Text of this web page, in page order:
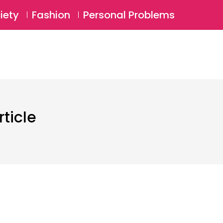
Login ⚲
Fashion Personal Problems